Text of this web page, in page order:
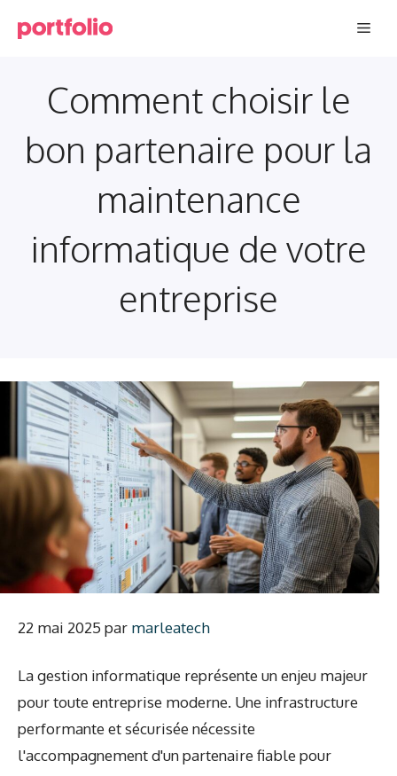
Comment choisir le
bon partenaire pour la
maintenance
informatique de votre
entreprise
22 mai 2025 par marleatech
La gestion informatique représente un enjeu majeur
pour toute entreprise moderne. Une infrastructure
performante et sécurisée nécessite
l'accompagnement d'un partenaire fiable pour